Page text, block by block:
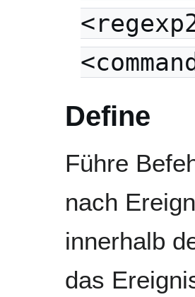
Define
Führe
nach
innerhalb
das